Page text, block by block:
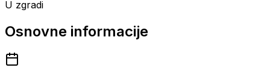
U zgradi
Osnovne informacije